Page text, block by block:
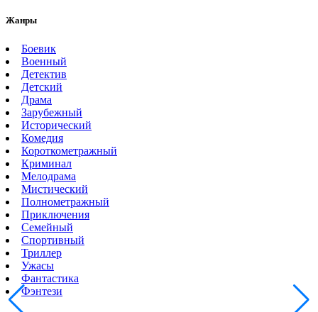
Жанры
Боевик
Военный
Детектив
Детский
Драма
Зарубежный
Исторический
Комедия
Короткометражный
Криминал
Мелодрама
Мистический
Полнометражный
Приключения
Семейный
Спортивный
Триллер
Ужасы
Фантастика
Фэнтези